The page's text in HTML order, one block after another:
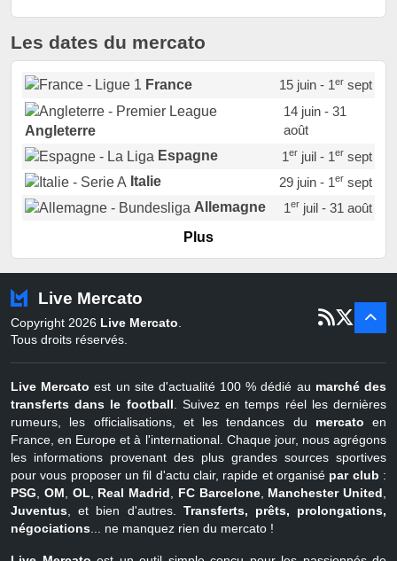
Les dates du mercato
France 15 juin - 1ersept
Angleterre
14 juin - 31
août
Espagne
1erjuil - 1ersept
Italie
29 juin - 1ersept
Allemagne
1erjuil - 31 août
Portugal
Pays-Bas
22 juin - 2 sept
Belgique
juil - 31
Plus
Live Mercato
Copyright 2026 Live Mercato.
Tous droits réservés.
Live Mercato est un site d'actualité 100 % dédié au marché des
transferts dans le football. Suivez en temps réel les dernières
rumeurs, les officialisations, et les tendances du mercato en
France, en Europe et à l'international. Chaque jour, nous agrégons
les informations provenant des plus grandes sources sportives
pour vous proposer un fil d'actu clair, rapide et organisé par club :
PSG, OM, OL, Real Madrid, FC Barcelone, Manchester United,
Juventus, et bien d'autres. Transferts, prêts, prolongations,
négociations... ne manquez rien du mercato !